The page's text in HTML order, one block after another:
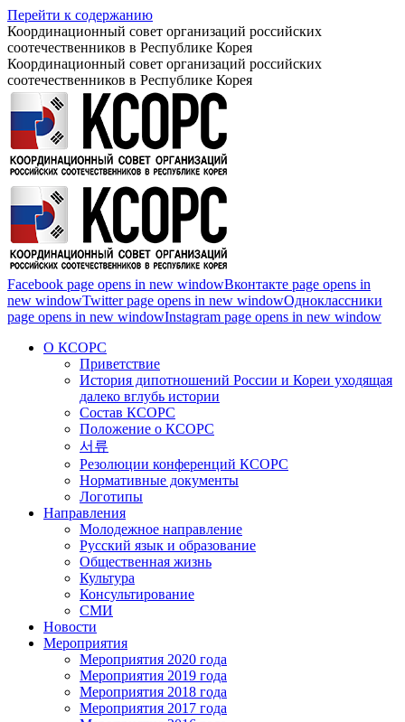
Перейти к содержанию
Координационный совет организаций российских
соотечественников в Республике Корея
Координационный совет организаций российских
соотечественников в Республике Корея
Facebook page opens in new windowВконтакте page opens in
new windowTwitter page opens in new windowОдноклассники
page opens in new windowInstagram page opens in new window
О КСОРС
Приветствие
История дипотношений России и Кореи уходящая
далеко вглубь истории
Состав КСОРС
Положение о КСОРС
서류
Резолюции конференций КСОРС
Нормативные документы
Логотипы
Направления
Молодежное направление
Русский язык и образование
Общественная жизнь
Культура
Консультирование
СМИ
Новости
Мероприятия
Мероприятия 2020 года
Мероприятия 2019 года
Мероприятия 2018 годa
Мероприятия 2017 года